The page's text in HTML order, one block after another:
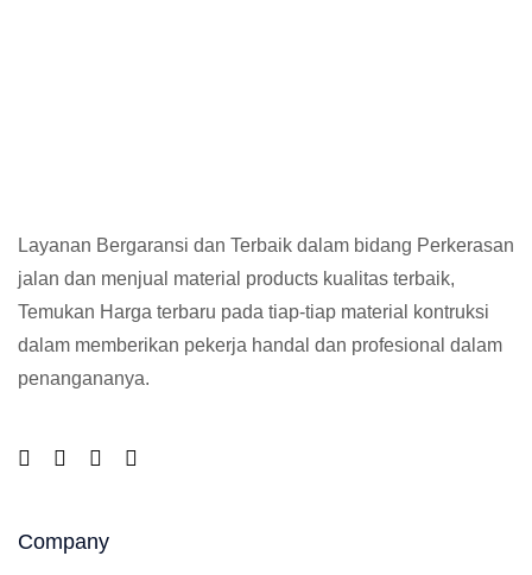
Layanan Bergaransi dan Terbaik dalam bidang Perkerasan
jalan dan menjual material products kualitas terbaik,
Temukan Harga terbaru pada tiap-tiap material kontruksi
dalam memberikan pekerja handal dan profesional dalam
penangananya.
Company